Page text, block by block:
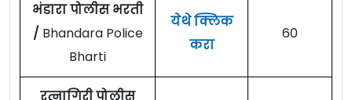
भंडारा पोलीस भरती
/ Bhandara Police
Bharti
येथे क्लिक
करा
60